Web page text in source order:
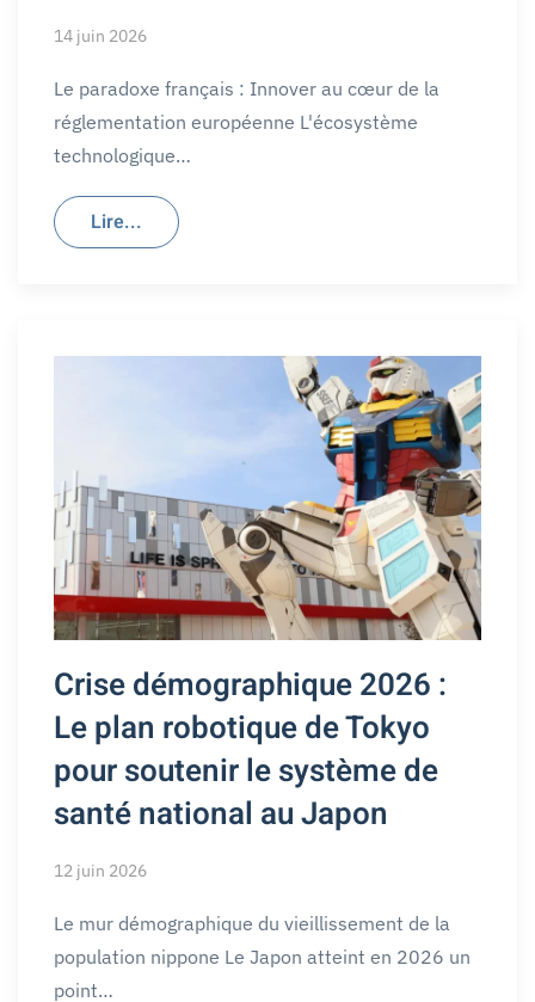
14 juin 2026
Le paradoxe français : Innover au cœur de la
réglementation européenne L'écosystème
technologique…
Lire...
Crise démographique 2026 :
Le plan robotique de Tokyo
pour soutenir le système de
santé national au Japon
12 juin 2026
Le mur démographique du vieillissement de la
population nippone Le Japon atteint en 2026 un
point…